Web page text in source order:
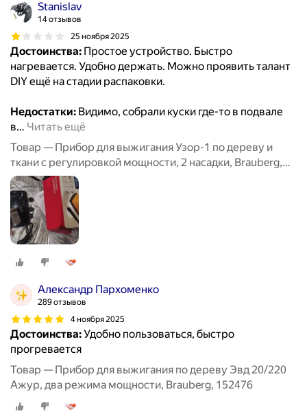
Stanislav
14 отзывов
25 ноября 2025
Достоинства: Простое устройство. Быстро
нагревается. Удобно держать. Можно проявить талант
DIY ещё на стадии распаковки.
Недостатки: Видимо, собрали куски где-то в подвале
в… Читать ещё
Товар — Прибор для выжигания Узор-1 по дереву и
ткани с регулировкой мощности, 2 насадки, Brauberg,
665267
Александр Пархоменко
289 отзывов
4 ноября 2025
Достоинства:Удобно пользоваться, быстро
прогревается
Товар — Прибор для выжигания по дереву Эвд 20/220
Ажур, два режима мощности, Brauberg, 152476